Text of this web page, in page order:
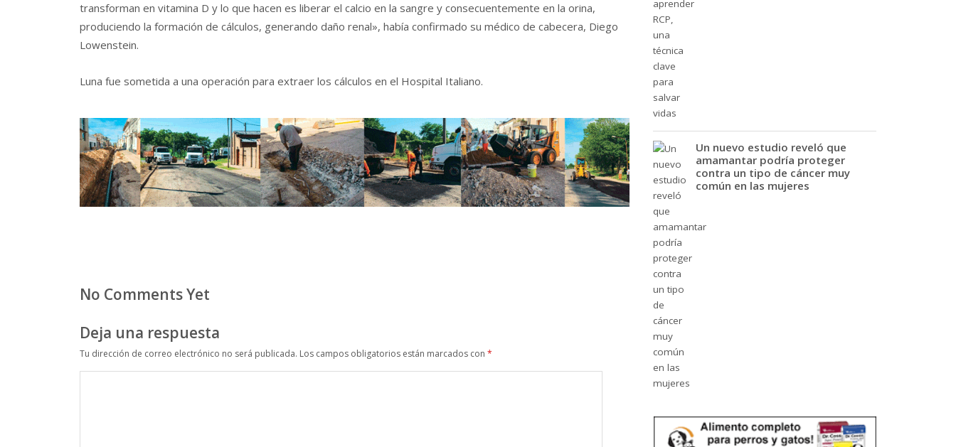
transforman en vitamina D y lo que hacen es liberar el calcio en la sangre y consecuentemente en la orina,
produciendo la formación de cálculos, generando daño renal», había confirmado su médico de cabecera, Diego
Lowenstein.
Luna fue sometida a una operación para extraer los cálculos en el Hospital Italiano.
No Comments Yet
Deja una respuesta
Tu dirección de correo electrónico no será publicada. Los campos obligatorios están marcados con *
Un nuevo estudio reveló que
amamantar podría proteger
contra un tipo de cáncer muy
común en las mujeres